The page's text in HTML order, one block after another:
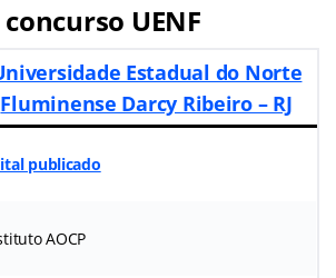
UENF
Estadual do Norte
Fluminense Darcy Ribeiro – RJ
publicado
AOCP